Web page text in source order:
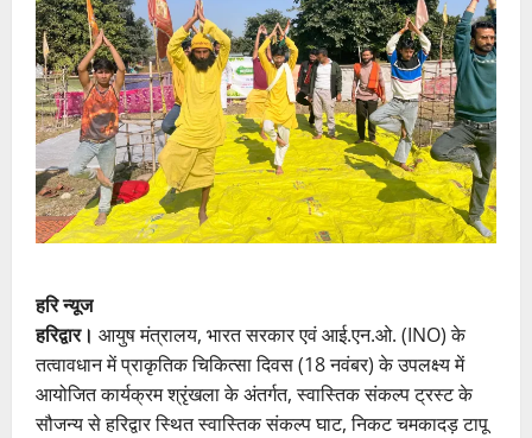
हरि न्यूज
हरिद्वार। आयुष मंत्रालय, भारत सरकार एवं आई.एन.ओ. (INO) के
तत्वावधान में प्राकृतिक चिकित्सा दिवस (18 नवंबर) के उपलक्ष्य में
आयोजित कार्यक्रम श्रृंखला के अंतर्गत, स्वास्तिक संकल्प ट्रस्ट के
सौजन्य से हरिद्वार स्थित स्वास्तिक संकल्प घाट, निकट चमकादड़ टापू